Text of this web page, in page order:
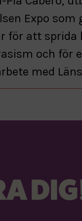
Expo som
för att
och för
med